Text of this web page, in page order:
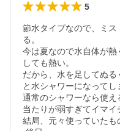
5
節水タイプなので、ミ
る。
今は夏なので水自体が熱
しても熱い。
だから、水を足してぬ
と水シャワーになってし
通常のシャワーなら使
当たりが弱すぎてイマイ
結局、元々使っていたも